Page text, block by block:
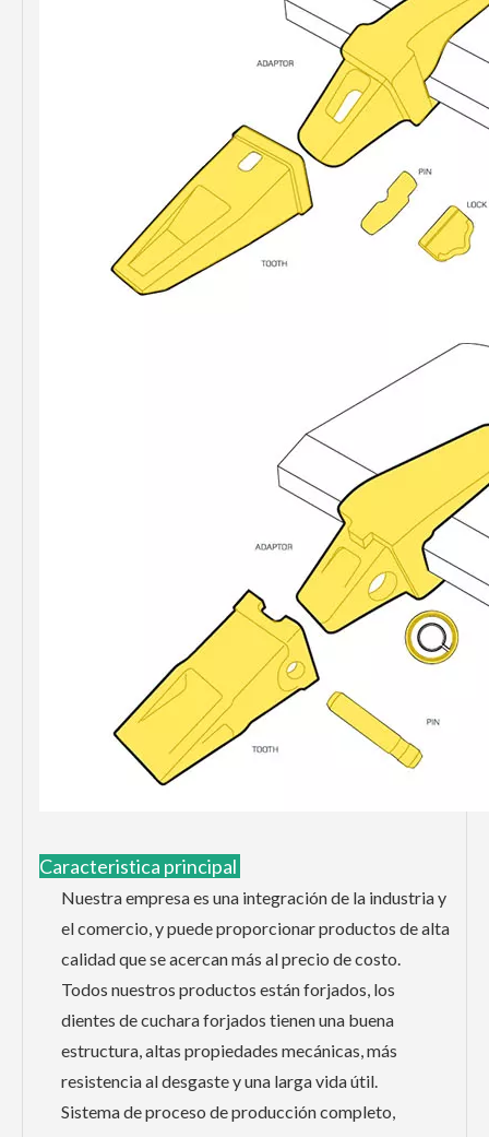
Caracteristica principal
Nuestra empresa es una integración de la industria y
el comercio, y puede proporcionar productos de alta
calidad que se acercan más al precio de costo.
Todos nuestros productos están forjados, los
dientes de cuchara forjados tienen una buena
estructura, altas propiedades mecánicas, más
resistencia al desgaste y una larga vida útil.
Sistema de proceso de producción completo,